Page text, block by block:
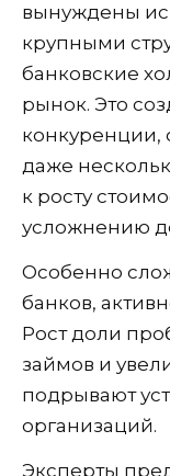
вынуждены
крупными
банковские
рынок. Это
конкуренции,
даже
к росту
усложнению
Особенно
банков,
Рост доли
займов и
подрывают
организаций.
Эксперты